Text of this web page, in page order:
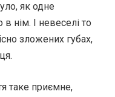
як одне
нім. І невеселі то
зложених губах,
таке приємне,